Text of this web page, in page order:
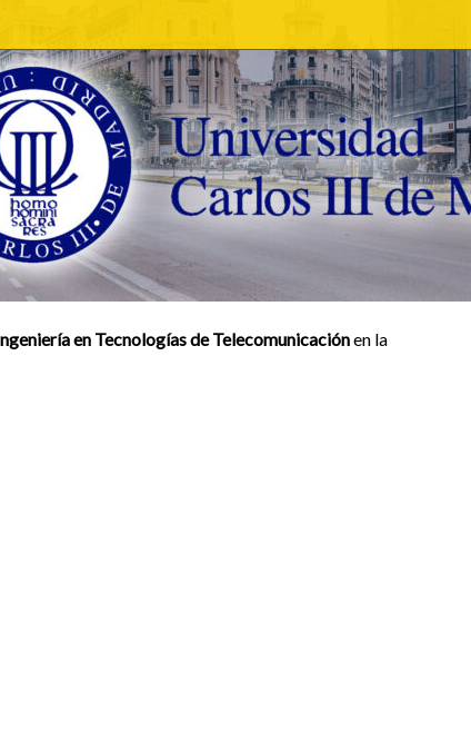
en Tecnologías de Telecomunicaciónen la